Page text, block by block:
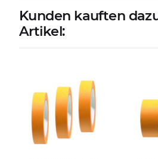
Kunden kauften
Artikel: